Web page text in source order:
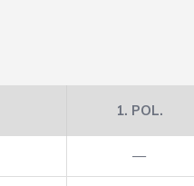
1. POL.
—